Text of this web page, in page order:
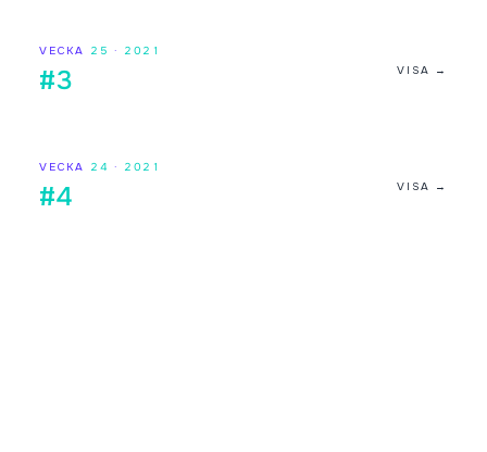
VECKA 25 · 2021
#3 VISA →
VECKA 24 · 2021
#4 VISA →